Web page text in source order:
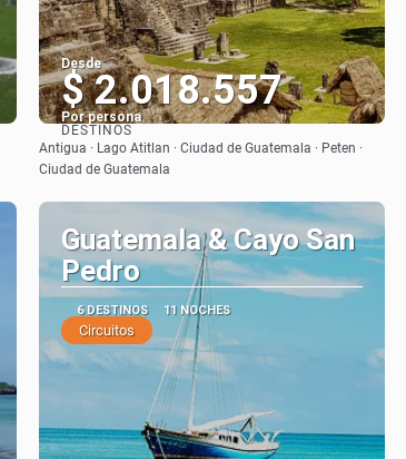
Desde
$ 2.018.557
Por persona
Ver
DESTINOS
Antigua · Lago Atitlan · Ciudad de Guatemala · Peten ·
Ciudad de Guatemala
Guatemala & Cayo San
Pedro
6 DESTINOS 11 NOCHES
Circuitos